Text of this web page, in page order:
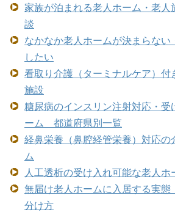
家族が泊まれる老人ホーム・老
談
なかなか老人ホームが決まらない
したい
看取り介護（ターミナルケア）付
施設
糖尿病のインスリン注射対応・受
ーム 都道府県別一覧
経鼻栄養（鼻腔経管栄養）対応の
ム
人工透析の受け入れ可能な老人ホ
無届け老人ホームに入居する実
分け方